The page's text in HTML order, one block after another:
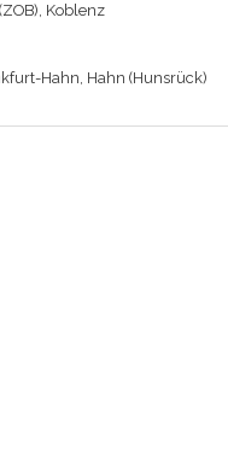
Koblenz
Hahn, Hahn (Hunsrück)